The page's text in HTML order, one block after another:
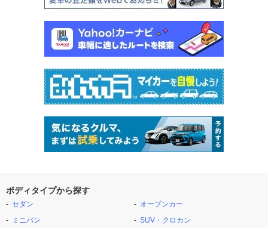
ボディタイプから探す
セダン
ミニバン
オープンカー
SUV・クロカン